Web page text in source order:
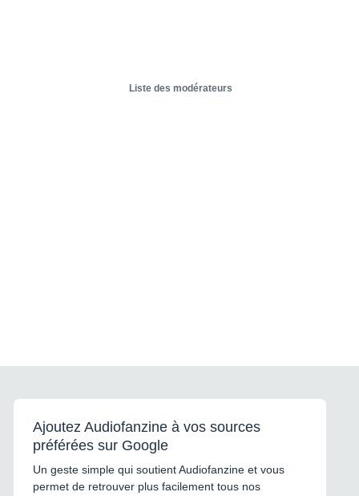
Liste des modérateurs
Ajoutez Audiofanzine à vos sources
préférées sur Google
Un geste simple qui soutient Audiofanzine et vous
permet de retrouver plus facilement tous nos